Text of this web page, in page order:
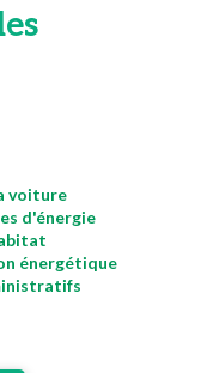
voiture
d'énergie
énergétique